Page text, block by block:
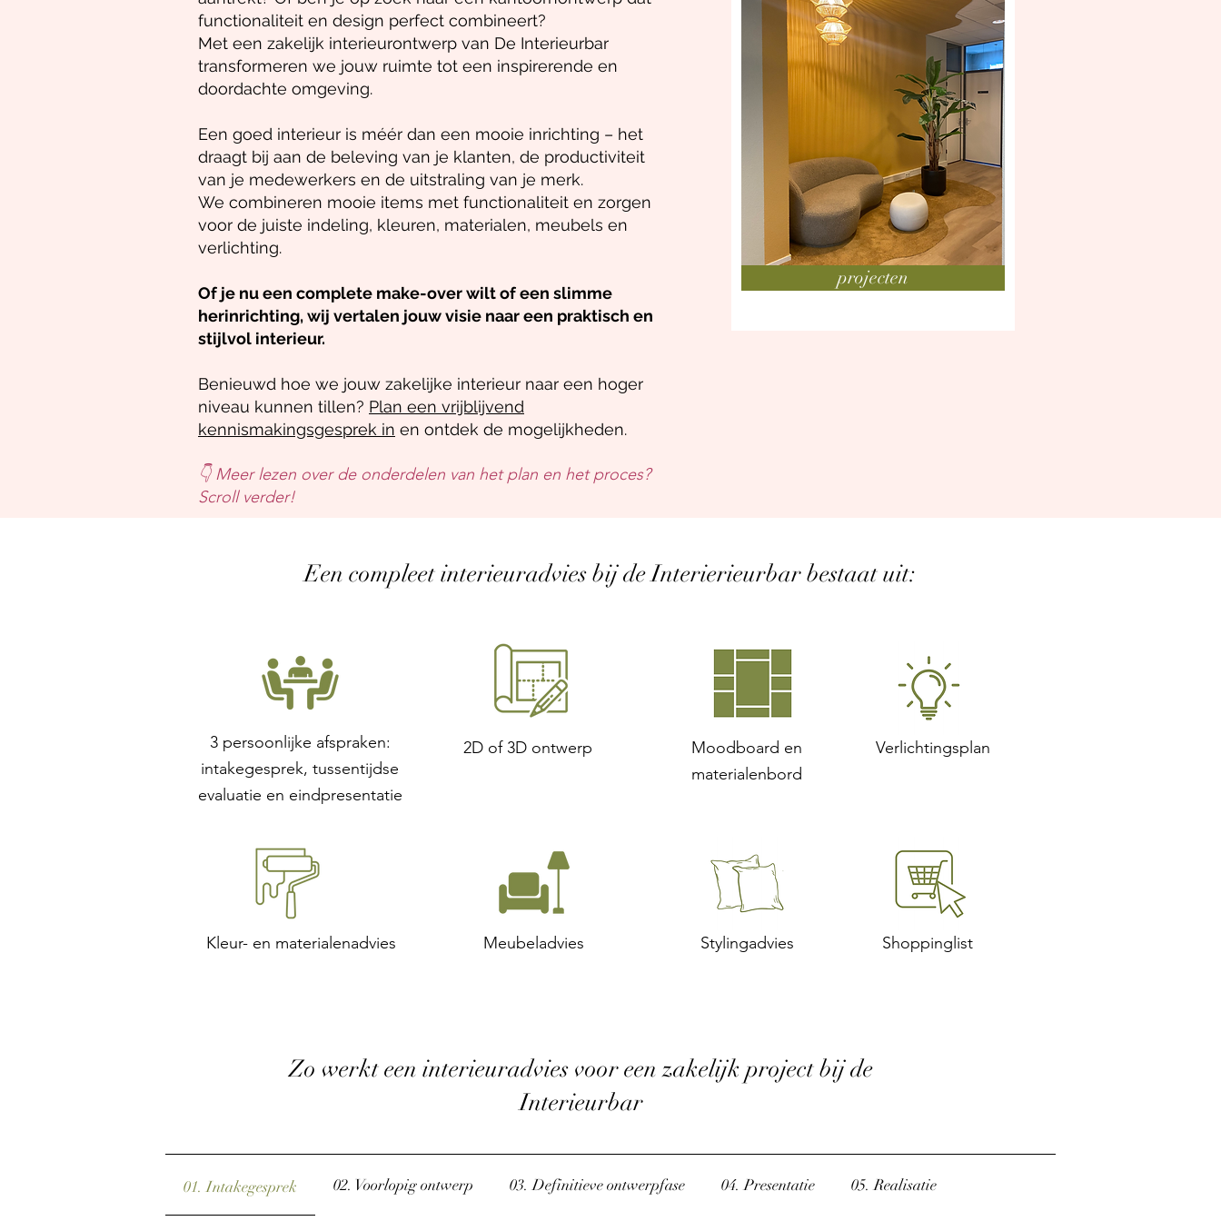
functionaliteit en design perfect combineert?
Met een zakelijk interieurontwerp van De Interieurbar
transformeren we jouw ruimte tot een inspirerende en
doordachte omgeving.
Een goed interieur is méér dan een mooie inrichting – het
draagt bij aan de beleving van je klanten, de productiviteit
van je medewerkers en de uitstraling van je merk.
We combineren mooie items met functionaliteit en zorgen
voor de juiste indeling, kleuren, materialen, meubels en
verlichting.
Of je nu een complete make-over wilt of een slimme
herinrichting, wij vertalen jouw visie naar een praktisch en
stijlvol interieur.
Benieuwd hoe we jouw zakelijke interieur naar een hoger
niveau kunnen tillen? Plan een vrijblijvend
kennismakingsgesprek in en ontdek de mogelijkheden.
👇 Meer lezen over de onderdelen van het plan en het proces?
Scroll verder!
projecten
Een compleet interieuradvies bij de Interierieurbar bestaat uit:
3 persoonlijke afspraken:
intakegesprek, tussentijdse
evaluatie en eindpresentatie
2D of 3D ontwerp
Moodboard en
materialenbord
Verlichtingsplan
Kleur- en materialenadvies Meubeladvies Stylingadvies Shoppinglist
Zo werkt een interieuradvies voor een zakelijk project bij de
Interieurbar
01. Intakegesprek 02. Voorlopig ontwerp 03. Definitieve ontwerpfase 04. Presentatie 05. Realisatie